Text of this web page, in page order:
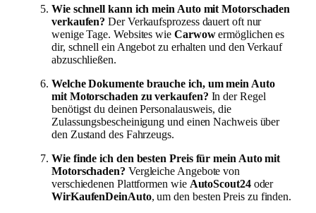
Wie schnell kann ich mein Auto mit Motorschaden
verkaufen? Der Verkaufsprozess dauert oft nur
wenige Tage. Websites wie Carwowermöglichen es
dir, schnell ein Angebot zu erhalten und den Verkauf
abzuschließen.
Welche Dokumente brauche ich, um mein Auto
mit Motorschaden zu verkaufen? In der Regel
benötigst du deinen Personalausweis, die
Zulassungsbescheinigung und einen Nachweis über
den Zustand des Fahrzeugs.
Wie finde ich den besten Preis für mein Auto mit
Motorschaden? Vergleiche Angebote von
verschiedenen Plattformen wie AutoScout24oder
WirKaufenDeinAuto, um den besten Preis zu finden.